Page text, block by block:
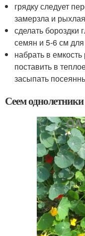
грядку следует
замерзла и
сделать бороздки
семян и 5-6 см
набрать в
поставить в
засыпать
Сеем